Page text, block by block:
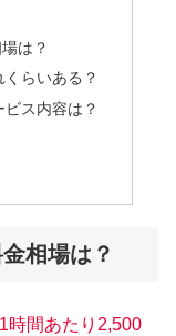
は？
らいある？
ス内容は？
相場は？
1時間あたり2,500